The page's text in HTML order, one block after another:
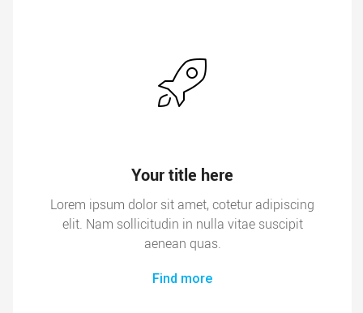
Your title here
Lorem ipsum dolor sit amet, cotetur adipiscing
elit. Nam sollicitudin in nulla vitae suscipit
aenean quas.
Find more